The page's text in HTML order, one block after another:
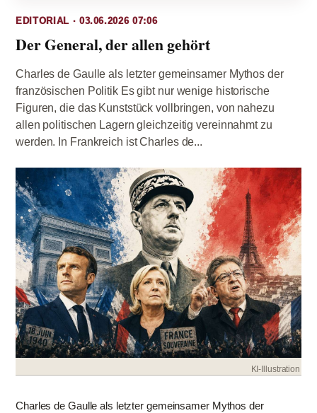
EDITORIAL · 03.06.2026 07:06
Der General, der allen gehört
Charles de Gaulle als letzter gemeinsamer Mythos der
französischen Politik Es gibt nur wenige historische
Figuren, die das Kunststück vollbringen, von nahezu
allen politischen Lagern gleichzeitig vereinnahmt zu
werden. In Frankreich ist Charles de...
KI-Illustration
Charles de Gaulle als letzter gemeinsamer Mythos der